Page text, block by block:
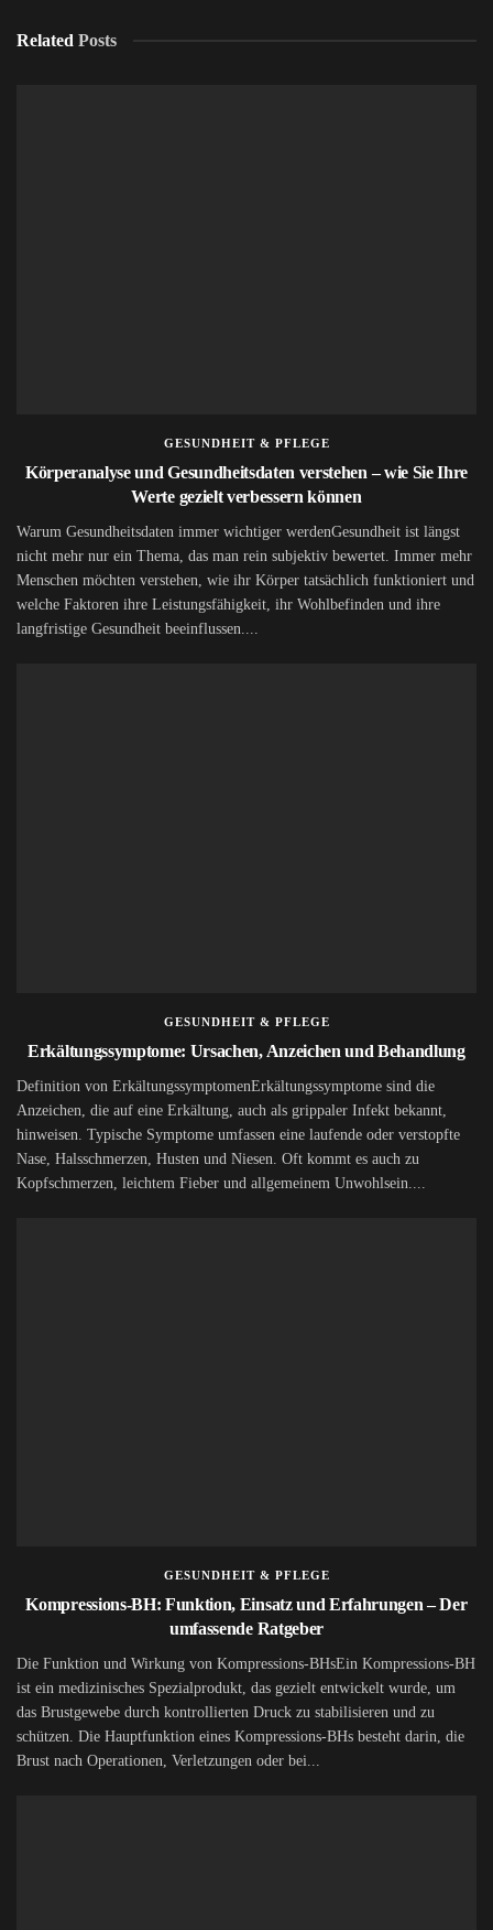
Related Posts
GESUNDHEIT & PFLEGE
Körperanalyse und Gesundheitsdaten verstehen – wie Sie Ihre
Werte gezielt verbessern können
Warum Gesundheitsdaten immer wichtiger werdenGesundheit ist längst
nicht mehr nur ein Thema, das man rein subjektiv bewertet. Immer mehr
Menschen möchten verstehen, wie ihr Körper tatsächlich funktioniert und
welche Faktoren ihre Leistungsfähigkeit, ihr Wohlbefinden und ihre
langfristige Gesundheit beeinflussen....
GESUNDHEIT & PFLEGE
Erkältungssymptome: Ursachen, Anzeichen und Behandlung
Definition von ErkältungssymptomenErkältungssymptome sind die
Anzeichen, die auf eine Erkältung, auch als grippaler Infekt bekannt,
hinweisen. Typische Symptome umfassen eine laufende oder verstopfte
Nase, Halsschmerzen, Husten und Niesen. Oft kommt es auch zu
Kopfschmerzen, leichtem Fieber und allgemeinem Unwohlsein....
GESUNDHEIT & PFLEGE
Kompressions-BH: Funktion, Einsatz und Erfahrungen – Der
umfassende Ratgeber
Die Funktion und Wirkung von Kompressions-BHsEin Kompressions-BH
ist ein medizinisches Spezialprodukt, das gezielt entwickelt wurde, um
das Brustgewebe durch kontrollierten Druck zu stabilisieren und zu
schützen. Die Hauptfunktion eines Kompressions-BHs besteht darin, die
Brust nach Operationen, Verletzungen oder bei...